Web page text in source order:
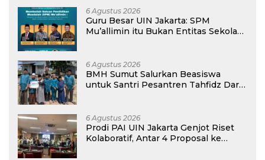
6 Agustus 2026
Guru Besar UIN Jakarta: SPM
Mu’allimin itu Bukan Entitas Sekolah
6 Agustus 2026
BMH Sumut Salurkan Beasiswa
untuk Santri Pesantren Tahfidz Darul
6 Agustus 2026
Prodi PAI UIN Jakarta Genjot Riset
Kolaboratif, Antar 4 Proposal ke